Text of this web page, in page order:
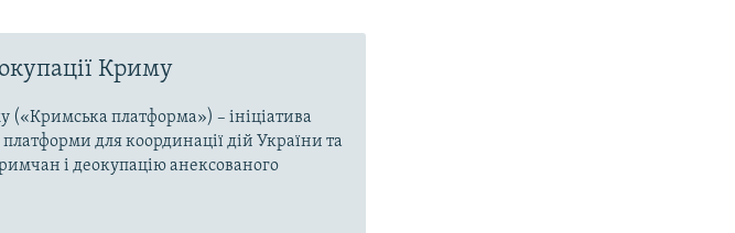
Криму
платформа») – ініціатива
для координації дій України та
і деокупацію анексованого